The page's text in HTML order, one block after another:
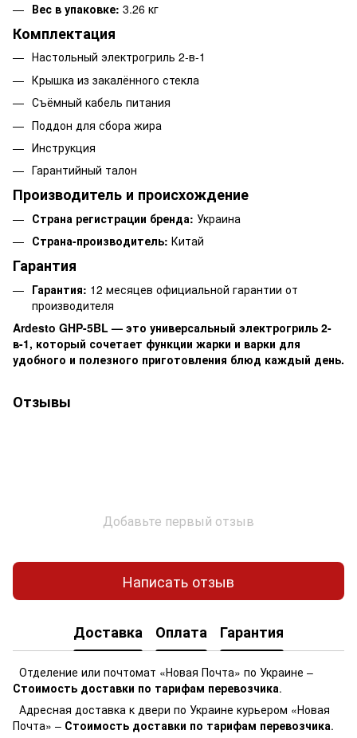
Вес в упаковке: 3.26 кг
Комплектация
Настольный электрогриль 2-в-1
Крышка из закалённого стекла
Съёмный кабель питания
Поддон для сбора жира
Инструкция
Гарантийный талон
Производитель и происхождение
Страна регистрации бренда: Украина
Страна-производитель: Китай
Гарантия
Гарантия: 12 месяцев официальной гарантии от
производителя
Ardesto GHP-5BL — это универсальный электрогриль 2-
в-1, который сочетает функции жарки и варки для
удобного и полезного приготовления блюд каждый день.
Отзывы
Добавьте первый отзыв
Написать отзыв
Доставка Оплата Гарантия
Отделение или почтомат «Новая Почта» по Украине –
Стоимость доставки по тарифам перевозчика.
Адресная доставка к двери по Украине курьером «Новая
Почта» – Стоимость доставки по тарифам перевозчика.